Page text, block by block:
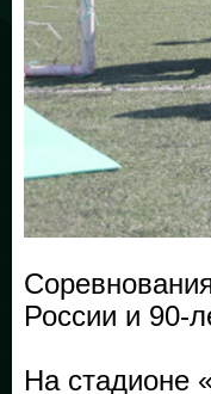
России и 90-
На стадионе